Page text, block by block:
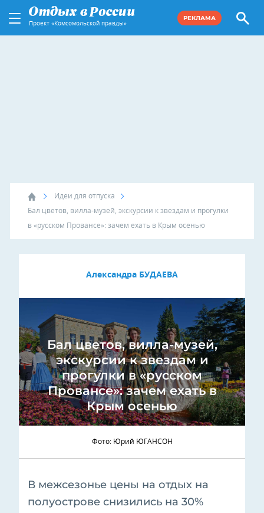
Проект «Комсомольской правды»
РЕКЛАМА
Идеи для отпуска
Бал цветов, вилла-музей, экскурсии к звездам и прогулки
в «русском Провансе»: зачем ехать в Крым осенью
Александра БУДАЕВА
Бал цветов, вилла-музей,
экскурсии к звездам и
прогулки в «русском
Провансе»: зачем ехать в
Крым осенью
Фото: Юрий ЮГАНСОН
В межсезонье цены на отдых на
полуострове снизились на 30%